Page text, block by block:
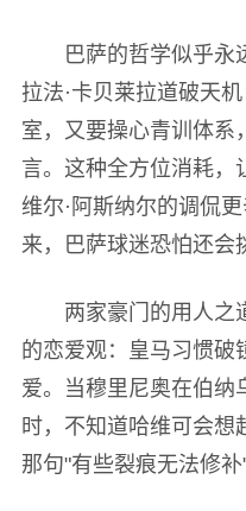
巴萨的哲学似乎永
拉法·卡贝莱拉道破天
室，又要操心青训体系
言。这种全方位消耗，
维尔·阿斯纳尔的调侃
来，巴萨球迷恐怕还会
两家豪门的用人之道
的恋爱观：皇马习惯破
爱。当穆里尼奥在伯纳
时，不知道哈维可会想
那句"有些裂痕无法修补